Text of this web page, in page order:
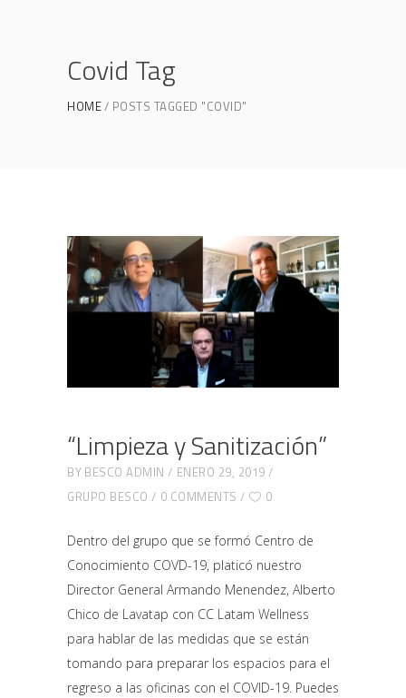
Covid Tag
HOME POSTS TAGGED "COVID"
“Limpieza y Sanitización”
BY BESCO ADMIN
ENERO 29, 2019
GRUPO BESCO
0 COMMENTS 0
Dentro del grupo que se formó Centro de
Conocimiento COVD-19, platicó nuestro
Director General Armando Menendez, Alberto
Chico de Lavatap con CC Latam Wellness
para hablar de las medidas que se están
tomando para preparar los espacios para el
regreso a las oficinas con el COVID-19. Puedes